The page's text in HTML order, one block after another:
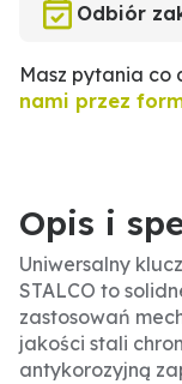
Odbiór
Masz pytania co
nami przez
Opis i
Uniwersalny
STALCO to
zastosowań
jakości stali
antykorozyjną